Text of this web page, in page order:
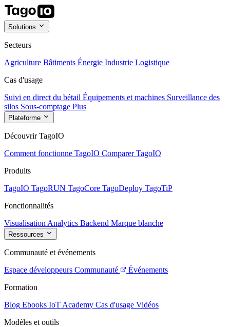
Solutions
Secteurs
Agriculture Bâtiments Énergie Industrie Logistique
Cas d'usage
Suivi en direct du bétail Équipements et machines Surveillance des
silos Sous-comptage Plus
Plateforme
Découvrir TagoIO
Comment fonctionne TagoIO Comparer TagoIO
Produits
TagoIO TagoRUN TagoCore TagoDeploy TagoTiP
Fonctionnalités
Visualisation Analytics Backend Marque blanche
Ressources
Communauté et événements
Espace développeurs Communauté
Événements
Formation
Blog Ebooks IoT Academy Cas d'usage Vidéos
Modèles et outils